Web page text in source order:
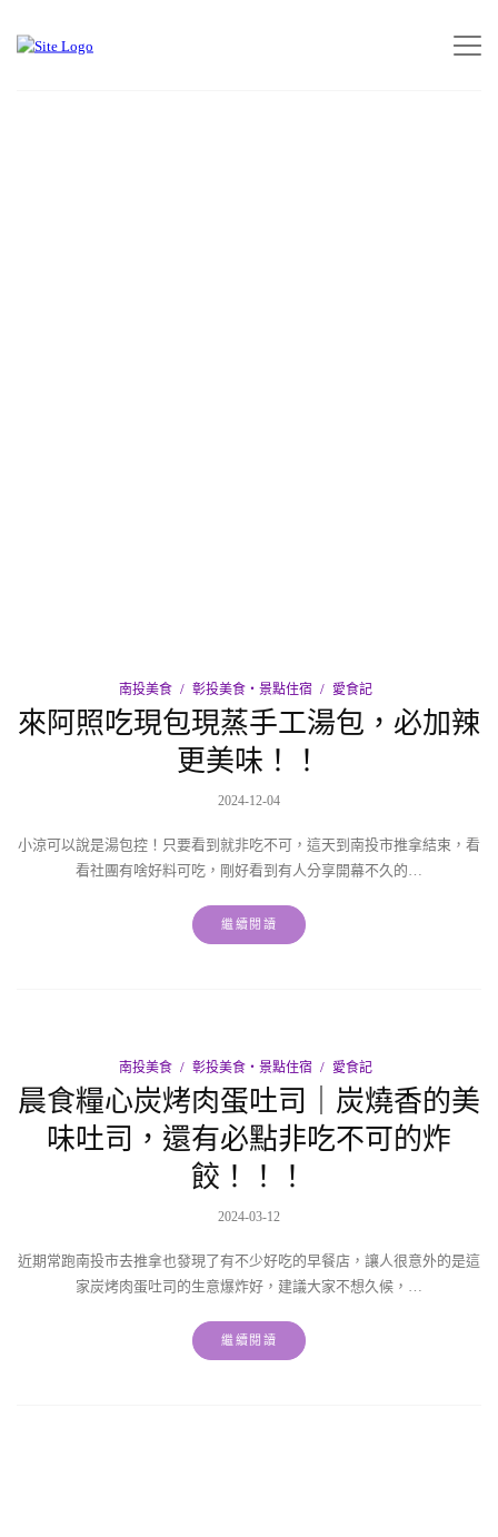
南投美食 彰投美食‧景點住宿 愛食記
來阿照吃現包現蒸手工湯包，必加辣
更美味！！
2024-12-04
小涼可以說是湯包控！只要看到就非吃不可，這天到南投市推拿結束，看
看社團有啥好料可吃，剛好看到有人分享開幕不久的…
繼續閱讀
南投美食 彰投美食‧景點住宿 愛食記
晨食糧心炭烤肉蛋吐司｜炭燒香的美
味吐司，還有必點非吃不可的炸
餃！！！
2024-03-12
近期常跑南投市去推拿也發現了有不少好吃的早餐店，讓人很意外的是這
家炭烤肉蛋吐司的生意爆炸好，建議大家不想久候，…
繼續閱讀